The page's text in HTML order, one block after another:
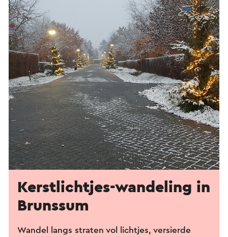
Kerstlichtjes-wandeling in
Brunssum
Wandel langs straten vol lichtjes, versierde